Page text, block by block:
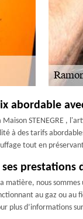
avec
STENEGRE ,
des tarifs
tout en
ses prestations
nous
au gaz ou
plus